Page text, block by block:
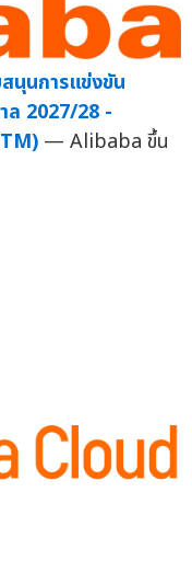
นุนการแข่งขัน
ล 2027/28 -
— Alibaba ขึ้น